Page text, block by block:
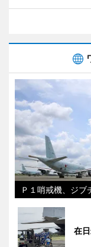
Ｐ１哨戒機、ジブ
在